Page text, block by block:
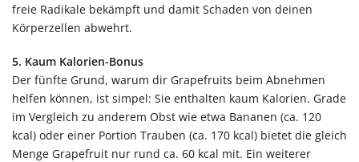
freie Radikale bekämpft und damit Schaden von deinen
Körperzellen abwehrt.
5. Kaum Kalorien-Bonus
Der fünfte Grund, warum dir Grapefruits beim Abnehmen
helfen können, ist simpel: Sie enthalten kaum Kalorien. Grade
im Vergleich zu anderem Obst wie etwa Bananen (ca. 120
kcal) oder einer Portion Trauben (ca. 170 kcal) bietet die gleich
Menge Grapefruit nur rund ca. 60 kcal mit. Ein weiterer